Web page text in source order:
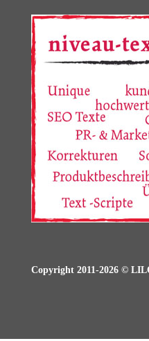
Copyright 2011-2026 ©